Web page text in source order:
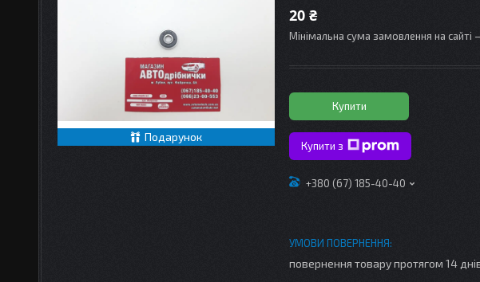
Подарунок
20 ₴
Мінімальна сума замовлення на сайті
Купити
Купити з
+380 (67) 185-40-40
повернення товару протягом 14